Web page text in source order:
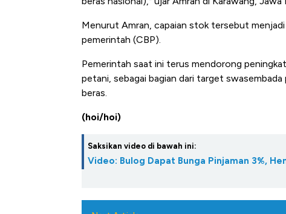
Menurut Amran, capaian stok tersebut
pemerintah (CBP).
Pemerintah saat ini terus mendorong
petani, sebagai bagian dari target
beras.
(hoi/hoi)
Saksikan video di bawah ini:
Video: Bulog Dapat Bunga Pinjaman 3%,